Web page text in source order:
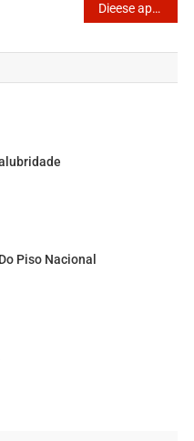
Dieese aponta queda na diferença entre negros e não negro no mercado de trabalho
Piso Nacional